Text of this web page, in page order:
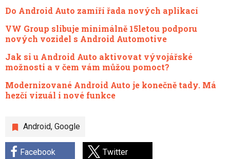
Android, Google
Facebook Twitter
Do Android Auto zamíří řada nových aplikací
VW Group slibuje minimálně 15letou podporu
nových vozidel s Android Automotive
Jak si u Android Auto aktivovat vývojářské
možnosti a v čem vám můžou pomoct?
Modernizované Android Auto je konečně tady. Má
hezčí vizuál i nové funkce